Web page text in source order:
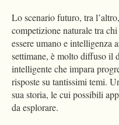
Lo scenario futuro, tra
competizione naturale tra
essere umano e intelligenza
settimane, è molto diffuso il
intelligente che impara
risposte su tantissimi temi.
sua storia, le cui possibili
da esplorare.